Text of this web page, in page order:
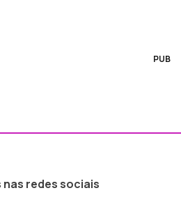
PUB
redes sociais